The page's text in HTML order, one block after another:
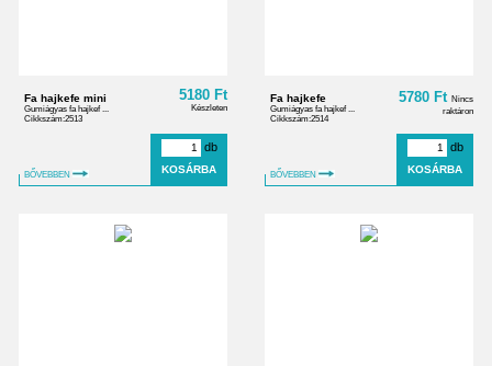
Fa hajkefe mini
Gumiágyas fa hajkef ...
Cikkszám:2513
BŐVEBBEN
5180 Ft
Készleten
db
Fa hajkefe
Gumiágyas fa hajkef ...
Cikkszám:2514
BŐVEBBEN
5780 Ft Nincs
raktáron
db